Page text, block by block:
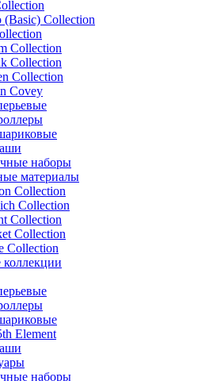
(Basic) Collection
Collection
Collection
Collection
Covey
наборы
материалы
Collection
Collection
Collection
Collection
Collection
Element
наборы